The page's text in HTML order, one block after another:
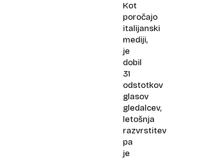
Kot
poročajo
italijanski
mediji,
je
dobil
31
odstotkov
glasov
gledalcev,
letošnja
razvrstitev
pa
je